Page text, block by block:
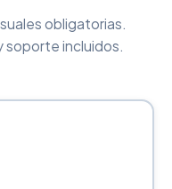
obligatorias.
soporte incluidos.